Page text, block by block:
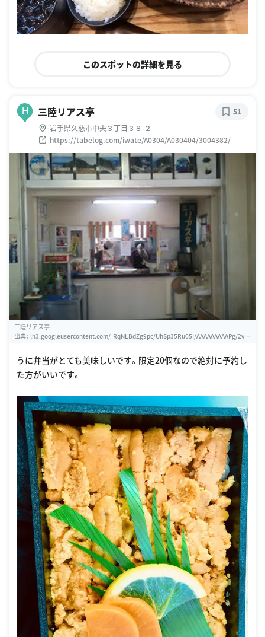
このスポットの詳細を見る
H 三陸リアス亭
岩手県久慈市中央３丁目３８-２
https://tabelog.com/iwate/A0304/A030404/3004382/
51
三陸リアス亭
出典： lh3.googleusercontent.com/-RqNLBdZg9pc/UhSp35Ru05I/AAAAAAAAAPg/2vU
うに弁当がとても美味しいです。限定20個なので絶対に予約し
た方がいいです。